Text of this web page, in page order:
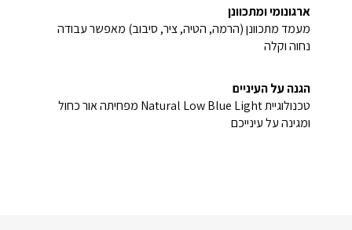
ארגונומי ומתכוונן
מעמד מתכוונן (הרמה, הטיה, ציר, סיבוב) מאפשר עבודה
נחוה וקלה
הגנה על העיניים
טכנולוגיית Natural Low Blue Light מפחיתה אור כחול
ומגינה על עינייכם